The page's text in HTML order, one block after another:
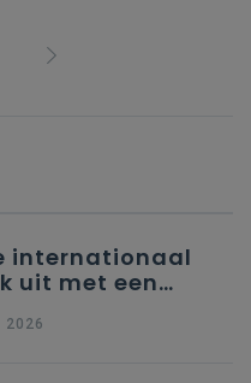
internationaal
uit met een
2026